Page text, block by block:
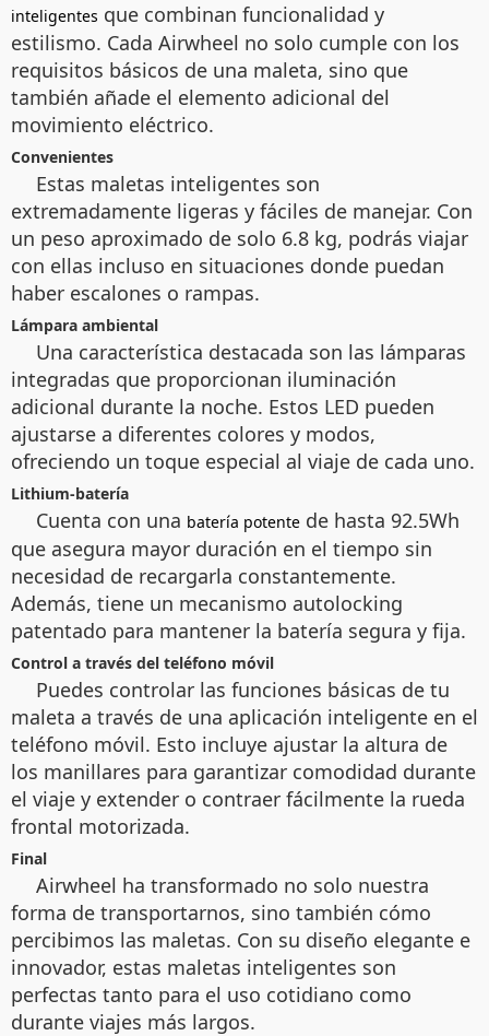
inteligentes que combinan funcionalidad y
estilismo. Cada Airwheel no solo cumple con los
requisitos básicos de una maleta, sino que
también añade el elemento adicional del
movimiento eléctrico.
Convenientes
Estas maletas inteligentes son
extremadamente ligeras y fáciles de manejar. Con
un peso aproximado de solo 6.8 kg, podrás viajar
con ellas incluso en situaciones donde puedan
haber escalones o rampas.
Lámpara ambiental
Una característica destacada son las lámparas
integradas que proporcionan iluminación
adicional durante la noche. Estos LED pueden
ajustarse a diferentes colores y modos,
ofreciendo un toque especial al viaje de cada uno.
Lithium-batería
Cuenta con una batería potente de hasta 92.5Wh
que asegura mayor duración en el tiempo sin
necesidad de recargarla constantemente.
Además, tiene un mecanismo autolocking
patentado para mantener la batería segura y fija.
Control a través del teléfono móvil
Puedes controlar las funciones básicas de tu
maleta a través de una aplicación inteligente en el
teléfono móvil. Esto incluye ajustar la altura de
los manillares para garantizar comodidad durante
el viaje y extender o contraer fácilmente la rueda
frontal motorizada.
Final
Airwheel ha transformado no solo nuestra
forma de transportarnos, sino también cómo
percibimos las maletas. Con su diseño elegante e
innovador, estas maletas inteligentes son
perfectas tanto para el uso cotidiano como
durante viajes más largos.